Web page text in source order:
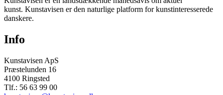
kunst. Kunstavisen er den naturlige platform for kunstinteresserede
danskere.
Info
Kunstavisen ApS
Præstelunden 16
4100 Ringsted
Tlf.: 56 63 99 00